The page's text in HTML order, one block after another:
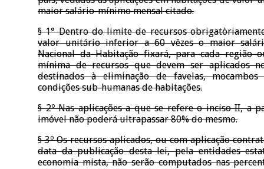
maior salário-mínimo mensal citado.
§ 1° Dentro do limite de recursos
valor unitário inferior a 60 vêzes o maior
Nacional da Habitação fixará, para cada região
mínima de recursos que devem ser aplicados
destinados à eliminação de favelas,
condições sub-humanas de habitações.
§ 2º Nas aplicações a que se refere o inciso II, a
imóvel não poderá ultrapassar 80% do mesmo.
§ 3º Os recursos aplicados, ou com aplicação
data da publicação desta lei, pela entidades
economia mista, não serão computados nas